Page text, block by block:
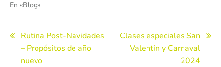
En «Blog»
Navegación
de
Rutina Post-Navidades
– Propósitos de año
nuevo
Clases especiales San
Valentín y Carnaval
2024